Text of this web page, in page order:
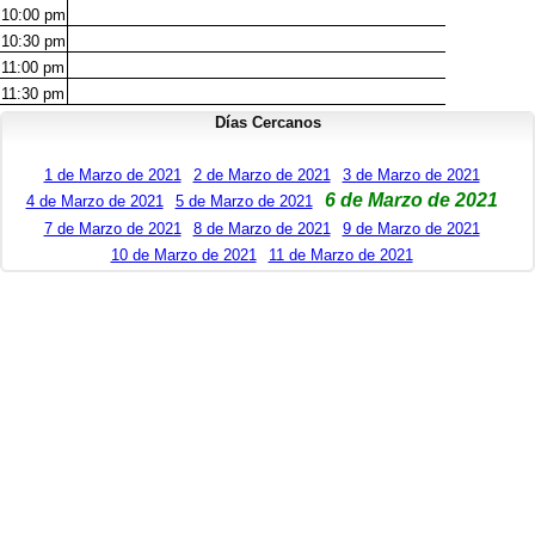
10:00 pm
10:30 pm
11:00 pm
11:30 pm
Días Cercanos
1 de Marzo de 2021 2 de Marzo de 2021
3 de Marzo de 2021
4 de Marzo de 2021
5 de Marzo de 2021 6 de Marzo de 2021
7 de Marzo de 2021 8 de Marzo de 2021
9 de Marzo de 2021
10 de Marzo de 2021
11 de Marzo de 2021